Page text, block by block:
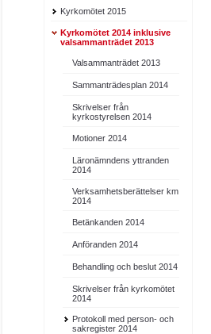
Kyrkomötet 2015
Kyrkomötet 2014 inklusive
valsammanträdet 2013
Valsammanträdet 2013
Sammanträdesplan 2014
Skrivelser från
kyrkostyrelsen 2014
Motioner 2014
Läronämndens yttranden
2014
Verksamhetsberättelser km
2014
Betänkanden 2014
Anföranden 2014
Behandling och beslut 2014
Skrivelser från kyrkomötet
2014
Protokoll med person- och
sakregister 2014